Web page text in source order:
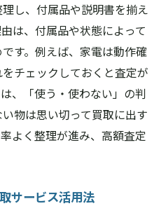
店でリサイクル意識を高
利用する魅力とは
大吉大和八木店が選ばれ
店の丁寧な対応が安心感
し、付属品や説明書を揃え
は、付属品や状態によって
す。例えば、家電は動作確
チェックしておくと査定が
、「使う・使わない」の判
物は思い切って買取に出す
よく整理が進み、高額査定
サービス活用法